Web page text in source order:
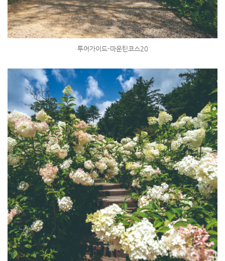
투어가이드-마운틴코스20